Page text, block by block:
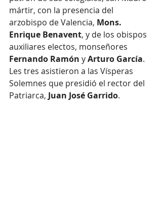
mártir, con la presencia del
arzobispo de Valencia, Mons.
Enrique Benavent, y de los obispos
auxiliares electos, monseñores
Fernando Ramón y Arturo García.
Les tres asistieron a las Vísperas
Solemnes que presidió el rector del
Patriarca, Juan José Garrido.